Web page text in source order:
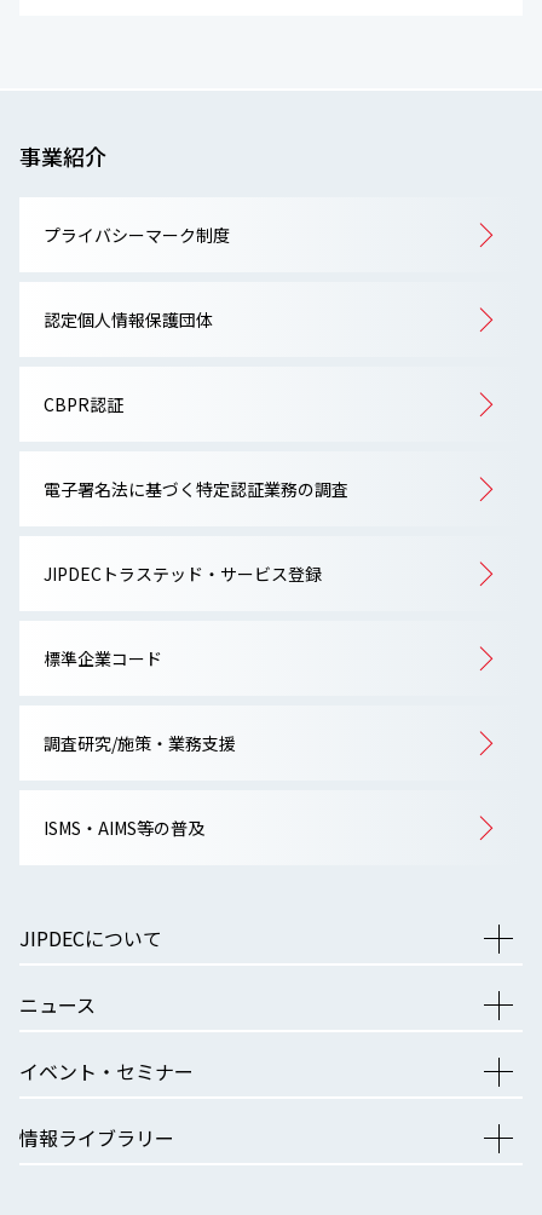
事業紹介
プライバシーマーク制度
認定個人情報保護団体
CBPR認証
電子署名法に基づく特定認証業務の調査
JIPDECトラステッド・サービス登録
標準企業コード
調査研究/施策・業務支援
ISMS・AIMS等の普及
JIPDECについて
ニュース
イベント・セミナー
情報ライブラリー